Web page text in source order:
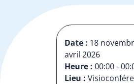
Date : 18
avril 2026
Heure : 00:00 -
Lieu :